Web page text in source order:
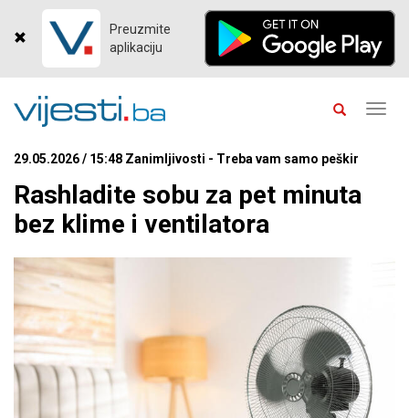
Preuzmite
aplikaciju
29.05.2026 / 15:48 Zanimljivosti - Treba vam samo peškir
Rashladite sobu za pet minuta
bez klime i ventilatora